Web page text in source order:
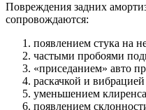
Повреждения задних
сопровождаются:
появлением стука на
частыми пробоями
«приседанием» авто
раскачкой и вибрацией
уменьшением
появлением